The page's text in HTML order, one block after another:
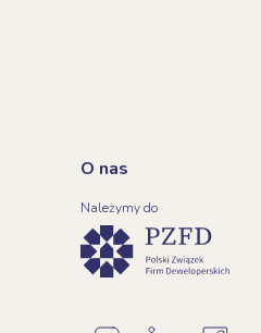
O nas
Należymy do